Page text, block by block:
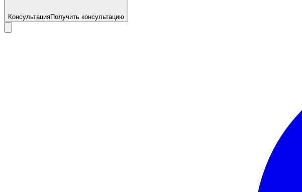
КонсультацияПолучить консультацию